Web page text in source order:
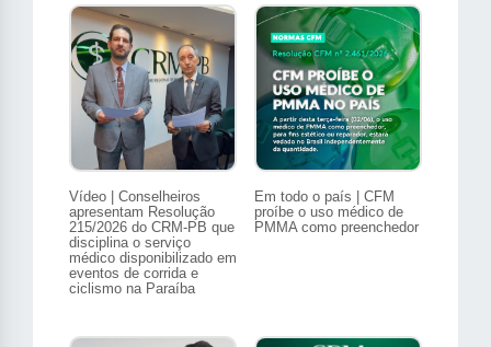
Vídeo | Conselheiros
apresentam Resolução
215/2026 do CRM-PB que
disciplina o serviço
médico disponibilizado em
eventos de corrida e
ciclismo na Paraíba
Em todo o país | CFM
proíbe o uso médico de
PMMA como preenchedor